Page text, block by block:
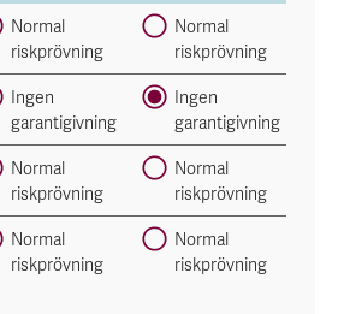
Normal
riskprövning
Normal
riskprövning
Ingen
garantigivning
Ingen
garantigivning
Normal
riskprövning
Normal
riskprövning
Normal
riskprövning
Normal
riskprövning